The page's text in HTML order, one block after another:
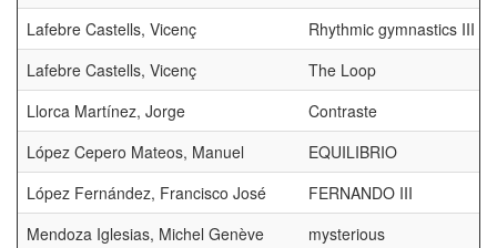
Lafebre Castells, Vicenç
Rhythmic gymnastics III
Lafebre Castells, Vicenç
The Loop
Llorca Martínez, Jorge
Contraste
López Cepero Mateos, Manuel
EQUILIBRIO
López Fernández, Francisco José
FERNANDO III
Mendoza Iglesias, Michel Genève
mysterious